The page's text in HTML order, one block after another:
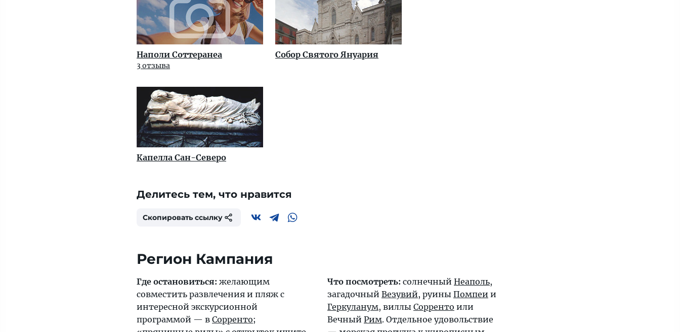
Наполи Соттеранеа
3 отзыва
Собор Святого Януария
Капелла Сан-Северо
Делитесь тем, что нравится
Скопировать ссылку
Регион Кампания
Где остановиться: желающим
совместить развлечения и пляж с
интересной экскурсионной
программой — в Сорренто;
Что посмотреть: солнечный Неаполь,
загадочный Везувий, руины Помпеи и
Геркуланум, виллы Сорренто или
Вечный Рим. Отдельное удовольствие